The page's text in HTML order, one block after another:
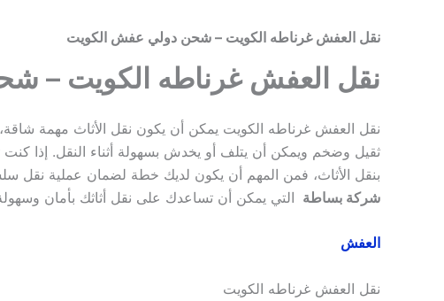
نقل العفش غرناطه الكويت – شحن دولي عفش الكويت
نقل العفش غرناطه الكويت –
نقل العفش غرناطه الكويت يمكن أن يكون نقل الأثاث مهمة
ثقيل وضخم ويمكن أن يتلف أو يخدش بسهولة أثناء النقل. إذا
بنقل الأثاث، فمن المهم أن يكون لديك خطة لضمان عملية نقل
شركة بساطة التي يمكن أن تساعدك على نقل أثاثك بأمان
العفش
نقل العفش غرناطه الكويت